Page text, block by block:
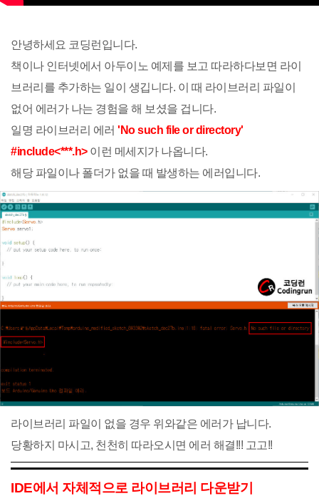
안녕하세요 코딩런입니다.
책이나 인터넷에서 아두이노 예제를 보고 따라하다보면 라이
브러리를 추가하는 일이 생깁니다. 이 때 라이브러리 파일이
없어 에러가 나는 경험을 해 보셨을 겁니다.
일명 라이브러리 에러 'No such file or directory'
#include<***.h>이런 메세지가 나옵니다.
해당 파일이나 폴더가 없을 때 발생하는 에러입니다.
라이브러리 파일이 없을 경우 위와같은 에러가 납니다.
당황하지 마시고, 천천히 따라오시면 에러 해결!!! 고고!!
IDE에서 자체적으로 라이브러리 다운받기